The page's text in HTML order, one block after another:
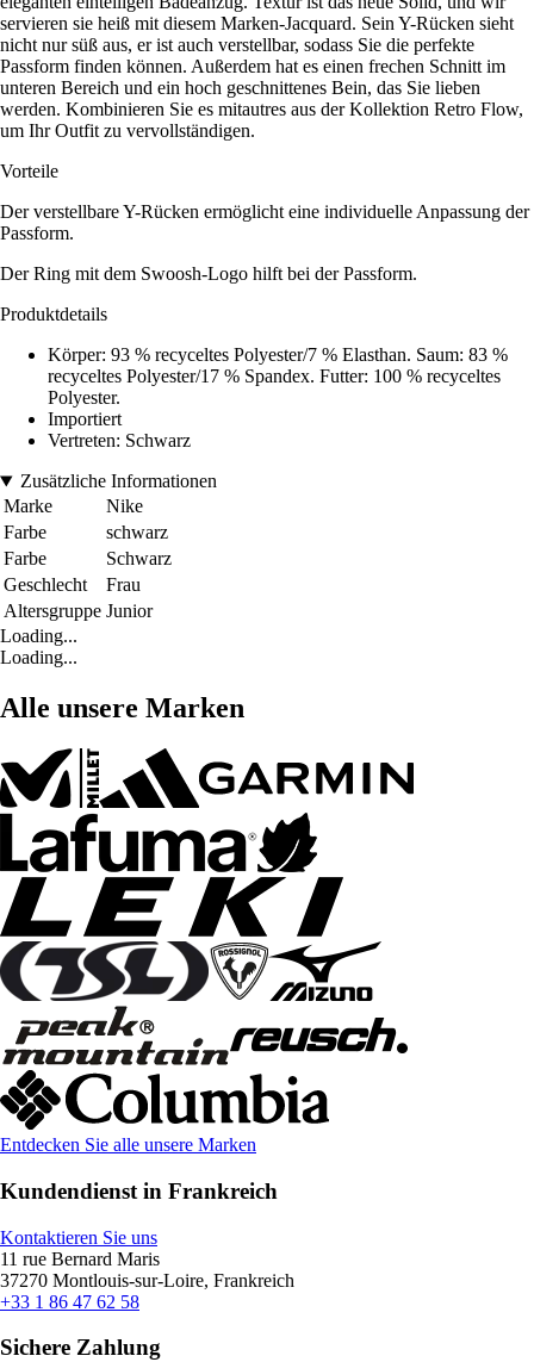
servieren sie heiß mit diesem Marken-Jacquard. Sein Y-Rücken sieht
nicht nur süß aus, er ist auch verstellbar, sodass Sie die perfekte
Passform finden können. Außerdem hat es einen frechen Schnitt im
unteren Bereich und ein hoch geschnittenes Bein, das Sie lieben
werden. Kombinieren Sie es mitautres aus der Kollektion Retro Flow,
um Ihr Outfit zu vervollständigen.
Vorteile
Der verstellbare Y-Rücken ermöglicht eine individuelle Anpassung der
Passform.
Der Ring mit dem Swoosh-Logo hilft bei der Passform.
Produktdetails
Körper: 93 % recyceltes Polyester/7 % Elasthan. Saum: 83 %
recyceltes Polyester/17 % Spandex. Futter: 100 % recyceltes
Polyester.
Importiert
Vertreten: Schwarz
Zusätzliche Informationen
Marke
Nike
Farbe
schwarz
Farbe
Schwarz
Geschlecht
Frau
Altersgruppe Junior
Loading...
Loading...
Alle unsere Marken
Entdecken Sie alle unsere Marken
Kundendienst in Frankreich
Kontaktieren Sie uns
11 rue Bernard Maris
37270 Montlouis-sur-Loire, Frankreich
+33 1 86 47 62 58
Sichere Zahlung